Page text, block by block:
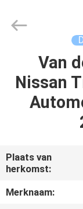
ONS
Limited.
Van
Nissan
Plaats van
herkomst:
Merknaam: